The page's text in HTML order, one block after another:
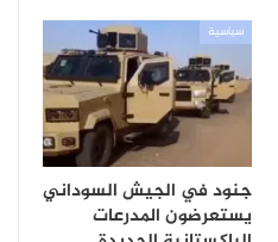
سياسية
جنود في الجيش السوداني
يستعرضون المدرعات